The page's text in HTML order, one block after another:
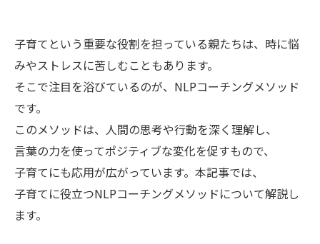
子育てという重要な役割を担っている親たちは、時に悩
みやストレスに苦しむこともあります。
そこで注目を浴びているのが、NLPコーチングメソッド
です。
このメソッドは、人間の思考や行動を深く理解し、
言葉の力を使ってポジティブな変化を促すもので、
子育てにも応用が広がっています。本記事では、
子育てに役立つNLPコーチングメソッドについて解説し
ます。